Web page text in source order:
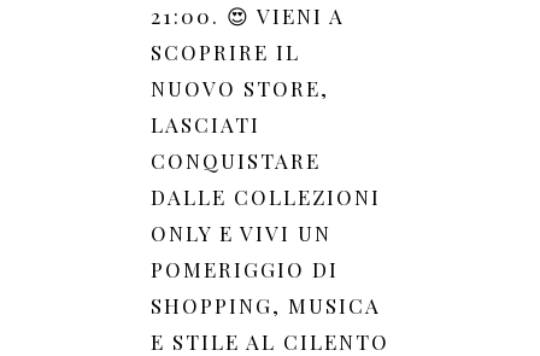
21:00. 😍 VIENI A
SCOPRIRE IL
NUOVO STORE,
LASCIATI
CONQUISTARE
DALLE COLLEZIONI
ONLY E VIVI UN
POMERIGGIO DI
SHOPPING, MUSICA
E STILE AL CILENTO